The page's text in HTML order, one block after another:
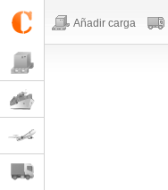
Añadir carga